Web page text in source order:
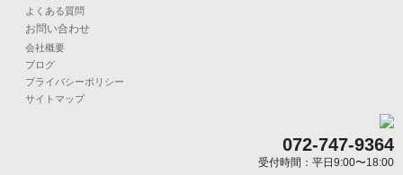
よくある質問
お問い合わせ
会社概要
ブログ
プライバシーポリシー
サイトマップ
072-747-9364
受付時間：平日9:00〜18:00